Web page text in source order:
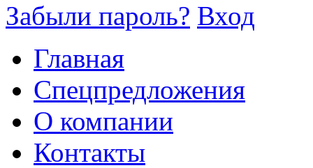
Забыли пароль? Вход
Главная
Спецпредложения
О компании
Контакты